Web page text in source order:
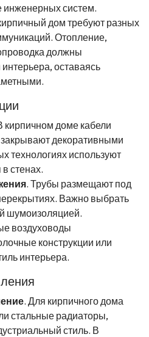
инженерных систем.
дом требуют разных
Отопление,
должны
оставаясь
кирпичном доме кабели
декоративными
технологиях используют
стенах.
. Трубы размещают под
Важно выбрать
шумоизоляцией.
воздуховоды
конструкции или
интерьера.
. Для кирпичного дома
стальные радиаторы,
стиль. В